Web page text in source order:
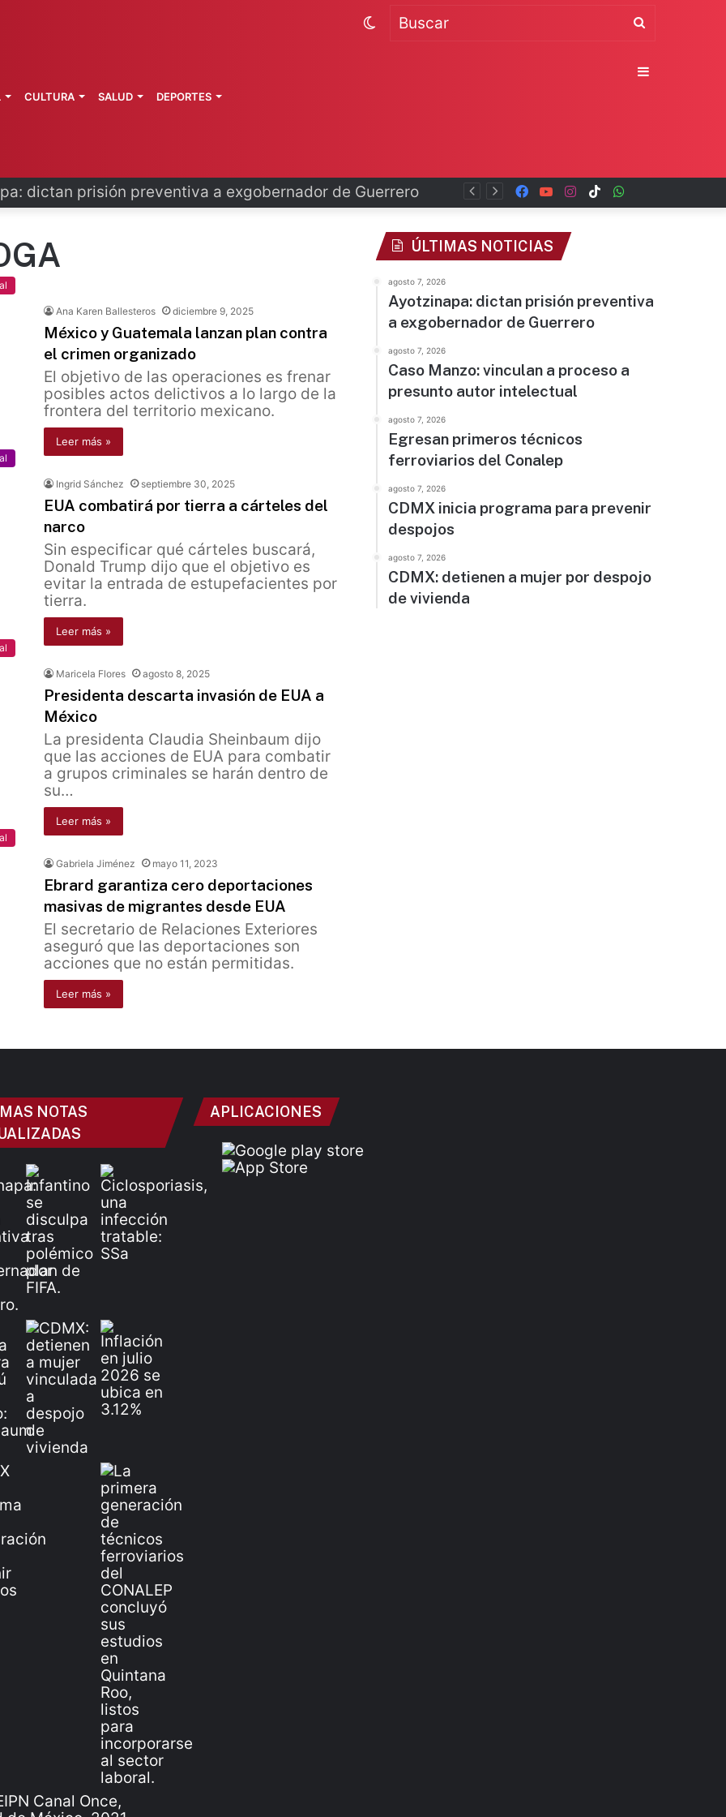
dictan prisión preventiva a exgobernador de Guerrero TikTok
Instagram
YouTube
Facebook
CULTURA SALUD DEPORTES
Switch
Ana Karen Ballesteros diciembre 9, 2025
México y Guatemala lanzan plan contra
el crimen organizado
El objetivo de las operaciones es frenar
posibles actos delictivos a lo largo de la
frontera del territorio mexicano.
Leer más »
Ingrid Sánchez septiembre 30, 2025
EUA combatirá por tierra a cárteles del
narco
Sin especificar qué cárteles buscará,
Donald Trump dijo que el objetivo es
evitar la entrada de estupefacientes por
tierra.
Leer más »
Maricela Flores agosto 8, 2025
Presidenta descarta invasión de EUA a
México
La presidenta Claudia Sheinbaum dijo
que las acciones de EUA para combatir
a grupos criminales se harán dentro de
su…
Leer más »
Gabriela Jiménez mayo 11, 2023
Ebrard garantiza cero deportaciones
masivas de migrantes desde EUA
El secretario de Relaciones Exteriores
aseguró que las deportaciones son
acciones que no están permitidas.
Leer más »
ÚLTIMAS NOTICIAS
agosto 7, 2026
Ayotzinapa: dictan prisión preventiva
a exgobernador de Guerrero
agosto 7, 2026
Caso Manzo: vinculan a proceso a
presunto autor intelectual
agosto 7, 2026
Egresan primeros técnicos
ferroviarios del Conalep
agosto 7, 2026
CDMX inicia programa para prevenir
despojos
agosto 7, 2026
CDMX: detienen a mujer por despojo
de vivienda
NOTAS
Canal Once,
APLICACIONES